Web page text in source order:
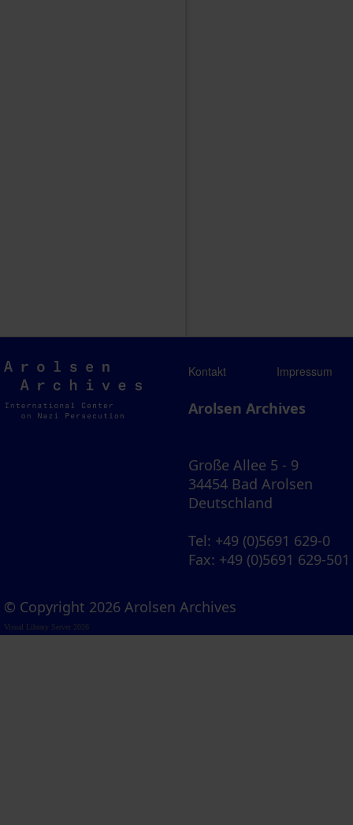
Arolsen
Archives
Kontakt Impressum
Arolsen Archives
Große Allee 5 - 9
34454 Bad Arolsen
Deutschland
Tel: +49 (0)5691 629-0
Fax: +49 (0)5691 629-501
© Copyright 2026 Arolsen Archives
Visual Library Server 2026